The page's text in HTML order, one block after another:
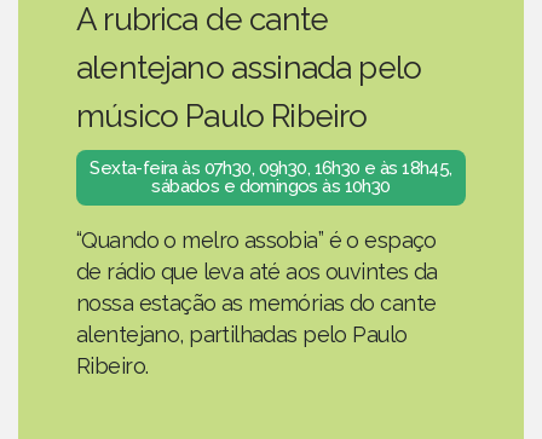
A rubrica de cante
alentejano assinada pelo
músico Paulo Ribeiro
Sexta-feira às 07h30, 09h30, 16h30 e às 18h45,
sábados e domingos às 10h30
“Quando o melro assobia” é o espaço
de rádio que leva até aos ouvintes da
nossa estação as memórias do cante
alentejano, partilhadas pelo Paulo
Ribeiro.